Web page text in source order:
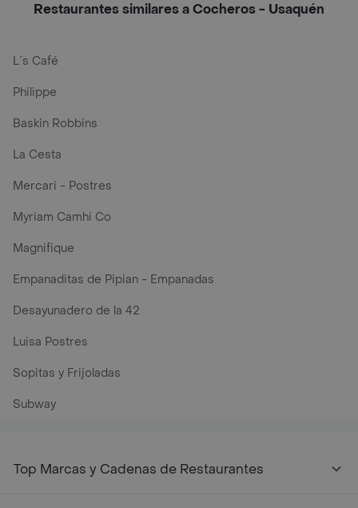
Restaurantes similares a Cocheros - Usaquén
L´s Café
Philippe
Baskin Robbins
La Cesta
Mercari - Postres
Myriam Camhi Co
Magnifique
Empanaditas de Pipian - Empanadas
Desayunadero de la 42
Luisa Postres
Sopitas y Frijoladas
Subway
Top Marcas y Cadenas de Restaurantes